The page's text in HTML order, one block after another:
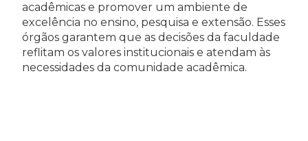
acadêmicas e promover um ambiente de
excelência no ensino, pesquisa e extensão. Esses
órgãos garantem que as decisões da faculdade
reflitam os valores institucionais e atendam às
necessidades da comunidade acadêmica.